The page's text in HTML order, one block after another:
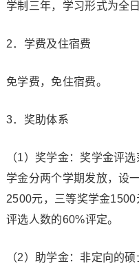
学制三年，学习形式为全
2．学费及住宿费
免学费，免住宿费。
3．奖助体系
（1）奖学金：奖学金评
学金分两个学期发放，设
2500元，三等奖学金
评选人数的60%评定。
（2）助学金：非定向的